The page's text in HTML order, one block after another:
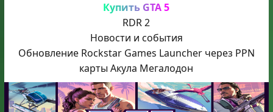
Купить GTA 5
RDR 2
Новости и события
Обновление Rockstar Games Launcher через PPN
карты Акула Мегалодон